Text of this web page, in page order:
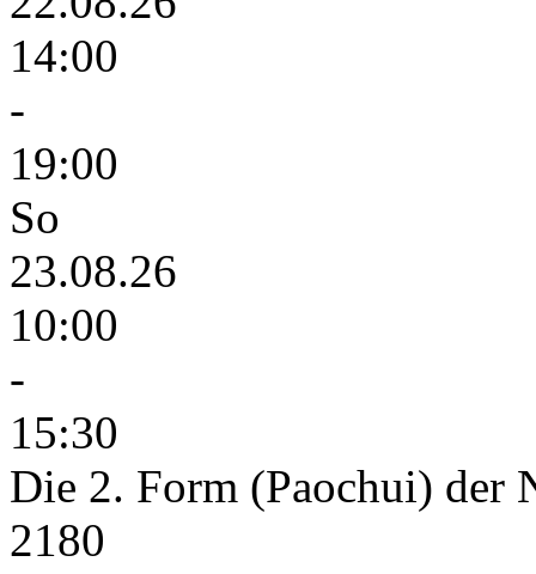
14:00
-
19:00
So
23.08.26
10:00
-
15:30
Die 2. Form (Paochui) der
2180